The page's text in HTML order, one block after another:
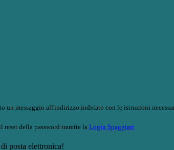
un messaggio all'indirizzo indicato con le istruzioni
reset della password tramite la Login Spaggiari
posta elettronica!